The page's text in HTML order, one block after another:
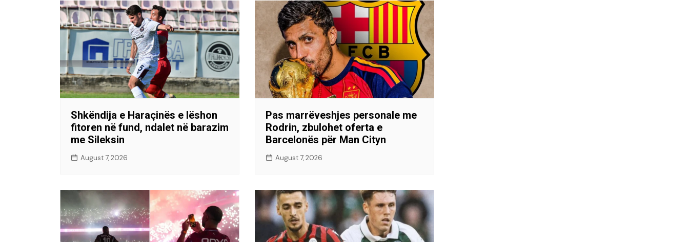
Shkëndija e Haraçinës e lëshon
fitoren në fund, ndalet në barazim
me Sileksin
August 7, 2026
Pas marrëveshjes personale me
Rodrin, zbulohet oferta e
Barcelonës për Man Cityn
August 7, 2026